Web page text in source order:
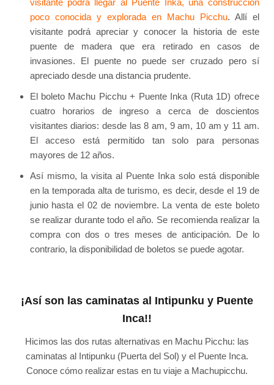
visitante podrá llegar al Puente Inka, una construcción
poco conocida y explorada en Machu Picchu. Allí el
visitante podrá apreciar y conocer la historia de este
puente de madera que era retirado en casos de
invasiones. El puente no puede ser cruzado pero sí
apreciado desde una distancia prudente.
El boleto Machu Picchu + Puente Inka (Ruta 1D) ofrece
cuatro horarios de ingreso a cerca de doscientos
visitantes diarios: desde las 8 am, 9 am, 10 am y 11 am.
El acceso está permitido tan solo para personas
mayores de 12 años.
Así mismo, la visita al Puente Inka solo está disponible
en la temporada alta de turismo, es decir, desde el 19 de
junio hasta el 02 de noviembre. La venta de este boleto
se realizar durante todo el año. Se recomienda realizar la
compra con dos o tres meses de anticipación. De lo
contrario, la disponibilidad de boletos se puede agotar.
¡Así son las caminatas al Intipunku y Puente
Inca!!
Hicimos las dos rutas alternativas en Machu Picchu: las
caminatas al Intipunku (Puerta del Sol) y el Puente Inca.
Conoce cómo realizar estas en tu viaje a Machupicchu.